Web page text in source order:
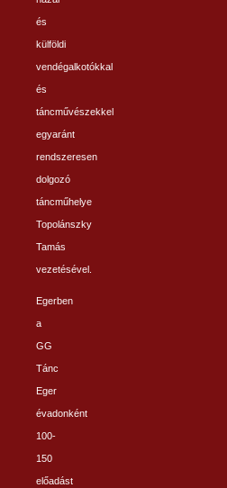
és
külföldi
vendégalkotókkal
és
táncművészekkel
egyaránt
rendszeresen
dolgozó
táncműhelye
Topolánszky
Tamás
vezetésével.
Egerben
a
GG
Tánc
Eger
évadonként
100-
150
előadást